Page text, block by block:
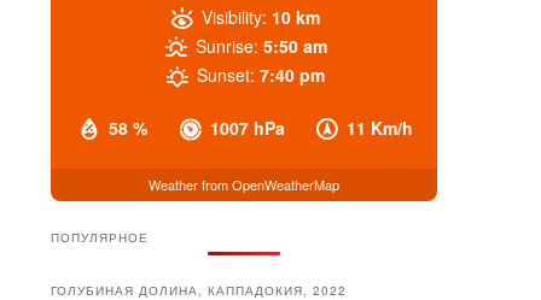
58 % 1007 hPa 11 Km/h
Visibility: 10 km
Sunrise: 5:50 am
Sunset: 7:40 pm
Weather from OpenWeatherMap
ПОПУЛЯРНОЕ
ГОЛУБИНАЯ ДОЛИНА, КАППАДОКИЯ, 2022